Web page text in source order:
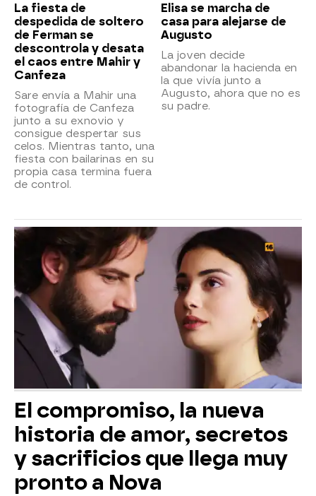
La fiesta de
despedida de soltero
de Ferman se
descontrola y desata
el caos entre Mahir y
Canfeza
Sare envía a Mahir una
fotografía de Canfeza
junto a su exnovio y
consigue despertar sus
celos. Mientras tanto, una
fiesta con bailarinas en su
propia casa termina fuera
de control.
Elisa se marcha de
casa para alejarse de
Augusto
La joven decide
abandonar la hacienda en
la que vivía junto a
Augusto, ahora que no es
su padre.
El compromiso, la nueva
historia de amor, secretos
y sacrificios que llega muy
pronto a Nova